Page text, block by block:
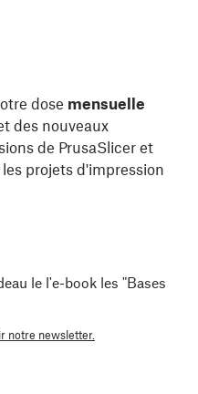
dose mensuelle
des nouveaux
de PrusaSlicer et
projets d'impression
le l'e-book les "Bases
notre newsletter.